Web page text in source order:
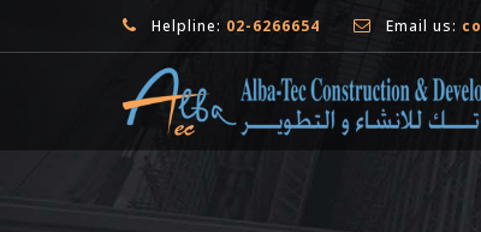
Helpline: 02-6266654 Email us: